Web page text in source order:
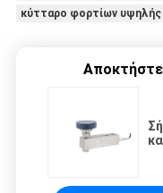
κύτταρο φορτίων υψηλής
Αποκτήστε